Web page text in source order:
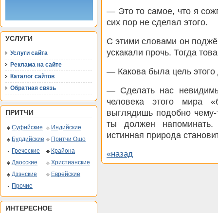
УСЛУГИ
Услуги сайта
Реклама на сайте
Каталог сайтов
Обратная связь
ПРИТЧИ
Суфийские
Индийские
Буддийские
Притчи Ошо
Греческие
Крайона
Даосские
Христианские
Дзэнские
Еврейские
Прочие
ИНТЕРЕСНОЕ
— Это то самое, что я
сих пор не сделал этого.
С этими словами он
ускакали прочь. Тогда
— Какова была цель этого
— Сделать нас
человека этого мира
выглядишь подобно чему-
ты должен
истинная природа
«назад